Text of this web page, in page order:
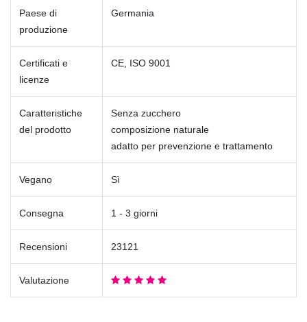
Paese di
produzione
Germania
Certificati e
licenze
CE, ISO 9001
Caratteristiche
del prodotto
Senza zucchero
composizione naturale
adatto per prevenzione e trattamento
Vegano Sì
Consegna 1 - 3 giorni
Recensioni 23121
Valutazione